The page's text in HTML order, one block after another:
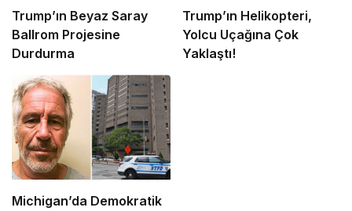
Trump’ın Beyaz Saray
Ballrom Projesine
Durdurma
Trump’ın Helikopteri,
Yolcu Uçağına Çok
Yaklaştı!
Michigan’da Demokratik